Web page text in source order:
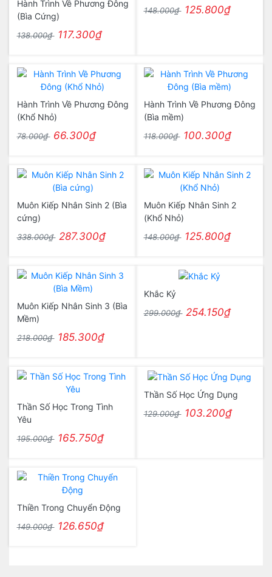
Hành Trình Về Phương Đông
(Bìa Cứng)
138.000₫ 117.300₫
148.000₫ 125.800₫
Hành Trình Về Phương Đông
(Khổ Nhỏ)
78.000₫ 66.300₫
Hành Trình Về Phương Đông
(Bìa mềm)
118.000₫ 100.300₫
Muôn Kiếp Nhân Sinh 2 (Bìa
cứng)
338.000₫ 287.300₫
Muôn Kiếp Nhân Sinh 2
(Khổ Nhỏ)
148.000₫ 125.800₫
Muôn Kiếp Nhân Sinh 3 (Bìa
Mềm)
218.000₫ 185.300₫
Khắc Kỷ
299.000₫ 254.150₫
Thần Số Học Trong Tình
Yêu
195.000₫ 165.750₫
Thần Số Học Ứng Dụng
129.000₫ 103.200₫
Thiền Trong Chuyển Động
149.000₫ 126.650₫